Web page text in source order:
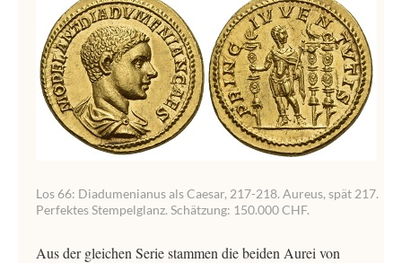
Los 66: Diadumenianus als Caesar, 217-218. Aureus, spät 217.
Perfektes Stempelglanz. Schätzung: 150.000 CHF.
Aus der gleichen Serie stammen die beiden Aurei von